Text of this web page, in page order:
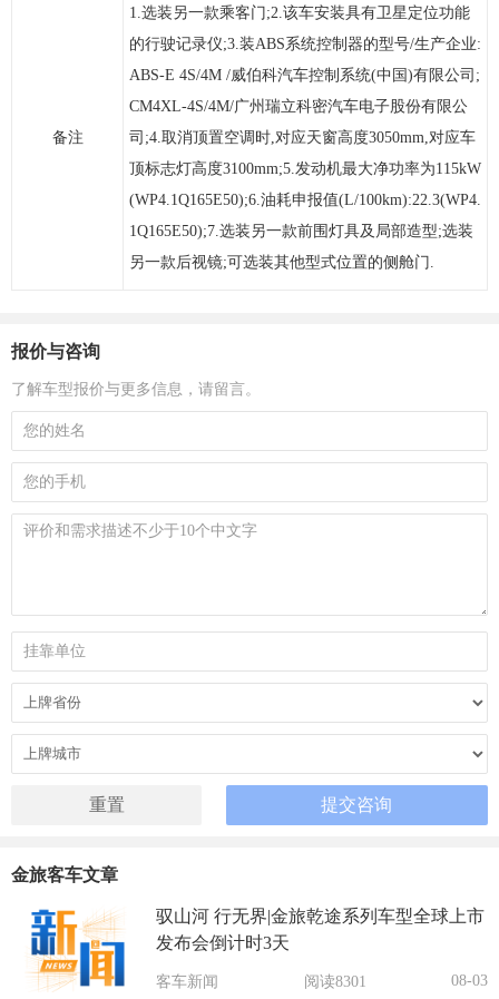
备注
1.选装另一款乘客门;2.该车安装具有卫星定位功能
的行驶记录仪;3.装ABS系统控制器的型号/生产企业:
ABS-E 4S/4M /威伯科汽车控制系统(中国)有限公司;
CM4XL-4S/4M/广州瑞立科密汽车电子股份有限公
司;4.取消顶置空调时,对应天窗高度3050mm,对应车
顶标志灯高度3100mm;5.发动机最大净功率为115kW
(WP4.1Q165E50);6.油耗申报值(L/100km):22.3(WP4.
1Q165E50);7.选装另一款前围灯具及局部造型;选装
另一款后视镜;可选装其他型式位置的侧舱门.
报价与咨询
了解车型报价与更多信息，请留言。
金旅客车文章
驭山河 行无界|金旅乾途系列车型全球上市
发布会倒计时3天
客车新闻 阅读8301 08-03